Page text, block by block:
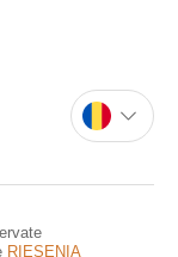
RIESENIA